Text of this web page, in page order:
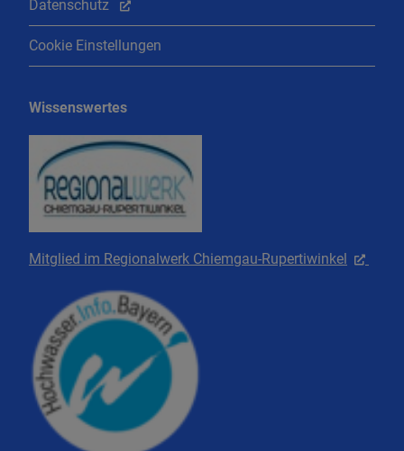
Datenschutz
Cookie Einstellungen
Wissenswertes
Mitglied im Regionalwerk Chiemgau-Rupertiwinkel